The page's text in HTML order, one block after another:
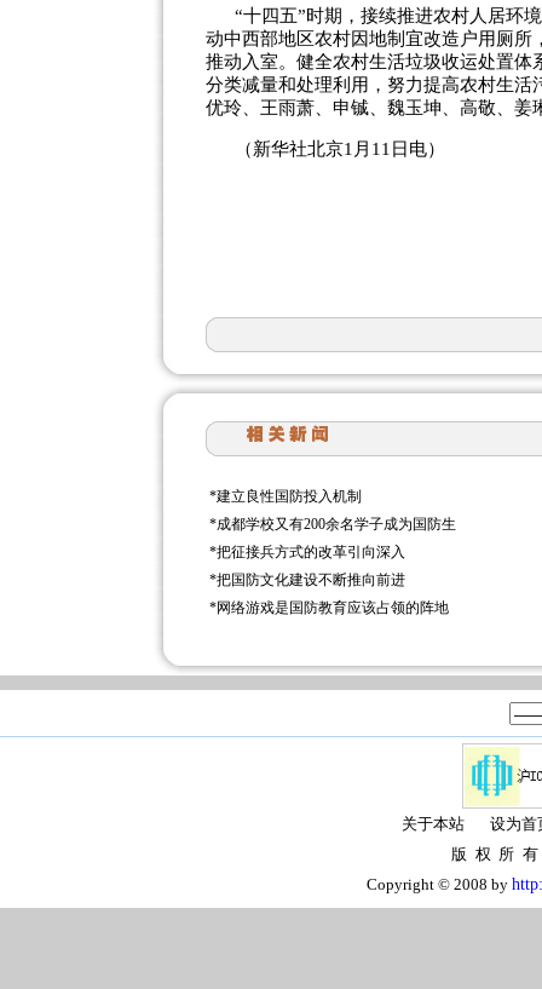
“十四五”时期，接续推进农村人居环
动中西部地区农村因地制宜改造户用厕
推动入室。健全农村生活垃圾收运处置
分类减量和处理利用，努力提高农村生
优玲、王雨萧、申铖、魏玉坤、高敬、姜
（新华社北京1月11日电）
*建立良性国防投入机制
*成都学校又有200余名学子成为国防生
*把征接兵方式的改革引向深入
*把国防文化建设不断推向前进
*网络游戏是国防教育应该占领的阵地